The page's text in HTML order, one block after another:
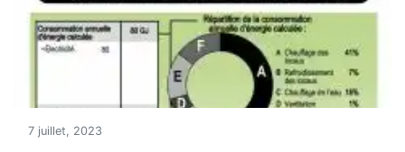
7 juillet, 2023